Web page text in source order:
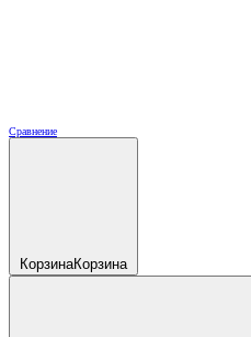
Сравнение
КорзинаКорзина